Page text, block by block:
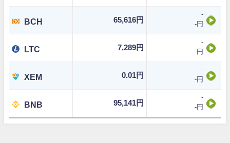
BCH 65,616円
-
-円
LTC 7,289円
-
-円
XEM 0.01円
-
-円
BNB 95,141円
-
-円